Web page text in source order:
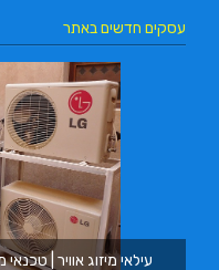
עסקים חדשים באתר
עילאי מיזוג אוויר |